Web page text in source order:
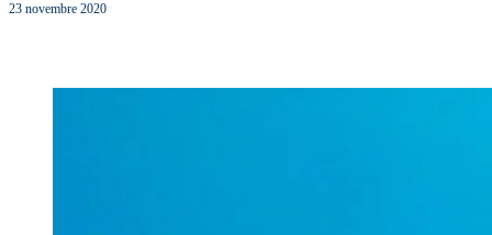
23 novembre 2020